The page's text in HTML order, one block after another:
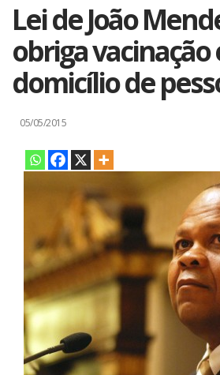
Lei de João
obriga vacinação
domicílio de
05/05/2015